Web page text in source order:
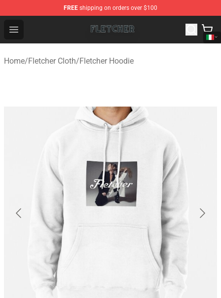
FREE shipping on orders over $100
Open menu
Fletcher Store - Official Fletcher Merchandise Shop
Home/Fletcher Cloth/Fletcher Hoodie